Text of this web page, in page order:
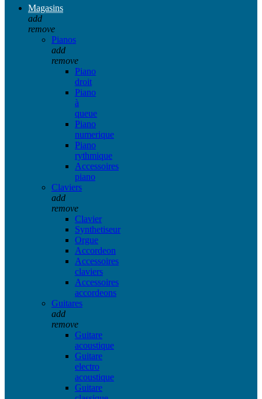
Magasins
add
remove
Pianos
add
remove
Piano
droit
Piano
à
queue
Piano
numerique
Piano
rythmique
Accessoires
piano
Claviers
add
remove
Clavier
Synthetiseur
Orgue
Accordeon
Accessoires
claviers
Accessoires
accordeons
Guitares
add
remove
Guitare
acoustique
Guitare
electro
acoustique
Guitare